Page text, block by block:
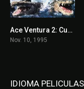
6.4Ace Ventura 2: Cuando la naturaleza llama
Nov. 10, 1995
IDIOMA PELICULAS